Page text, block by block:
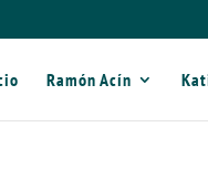
Ramón Acín